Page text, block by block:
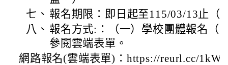
七、 報名期限：即日起至115/03/13止（
八、 報名方式:：（一）學校團體報名（
參閱雲端表單。
網路報名(雲端表單)：https://reurl.cc/